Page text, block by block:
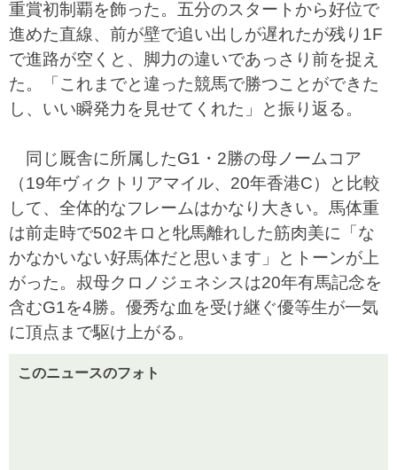
重賞初制覇を飾った。五分のスタートから好位で
進めた直線、前が壁で追い出しが遅れたが残り1F
で進路が空くと、脚力の違いであっさり前を捉え
た。「これまでと違った競馬で勝つことができた
し、いい瞬発力を見せてくれた」と振り返る。
同じ厩舎に所属したG1・2勝の母ノームコア
（19年ヴィクトリアマイル、20年香港C）と比較
して、全体的なフレームはかなり大きい。馬体重
は前走時で502キロと牝馬離れした筋肉美に「な
かなかいない好馬体だと思います」とトーンが上
がった。叔母クロノジェネシスは20年有馬記念を
含むG1を4勝。優秀な血を受け継ぐ優等生が一気
に頂点まで駆け上がる。
このニュースのフォト